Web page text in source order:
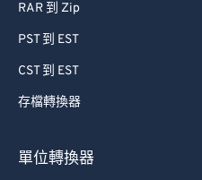
RAR 到 Zip
PST 到 EST
CST 到 EST
存檔轉換器
單位轉換器